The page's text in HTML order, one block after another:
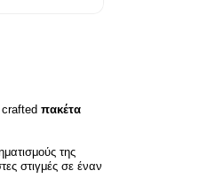
πακέτα
της
στιγμές σε έναν